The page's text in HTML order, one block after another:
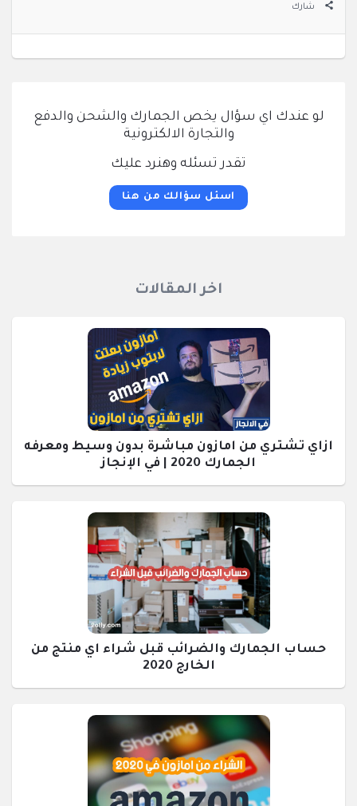
شارك
لو عندك اي سؤال يخص الجمارك والشحن والدفع
والتجارة الالكترونية
تقدر تسئله وهنرد عليك
اسئل سؤالك من هنا
اخر المقالات
ازاي تشتري من امازون مباشرة بدون وسيط ومعرفه
الجمارك 2020 | في الإنجاز
حساب الجمارك والضرائب قبل شراء اي منتج من
الخارج 2020